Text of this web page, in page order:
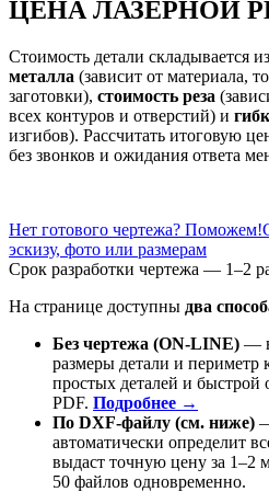
ЦЕНА ЛАЗЕРНОЙ
Стоимость детали складывается
металла (зависит от материала,
заготовки), стоимость реза
всех контуров и отверстий) и
изгибов). Рассчитать итоговую
без звонков и ожидания ответа
Нет готового чертежа? Поможем!
эскизу, фото или размерам
Срок разработки чертежа — 1–2
На странице доступны два
Без чертежа (ON-LINE) —
размеры детали и периметр
простых деталей и быстрой
PDF. Подробнее →
По DXF-файлу (см. ниже)
автоматически определит
выдаст точную цену за 1–2
50 файлов одновременно.